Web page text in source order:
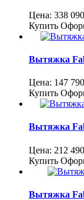
Цена: 338 090
Купить
Вытяжка
Цена: 147 790
Купить
Вытяжка
Цена: 212 490
Купить
Вытяжка